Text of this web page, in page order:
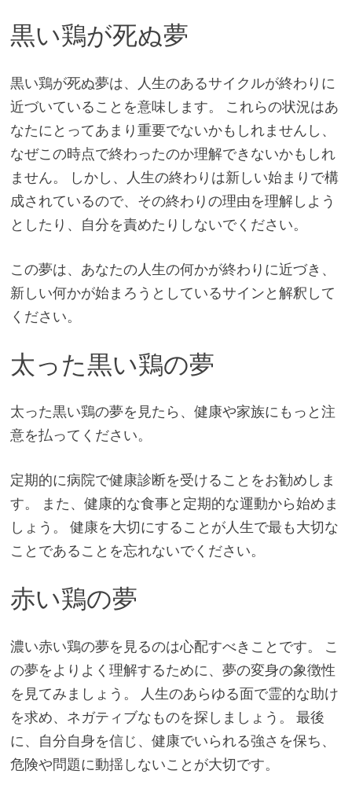
黒い鶏が死ぬ夢
黒い鶏が死ぬ夢は、人生のあるサイクルが終わりに
近づいていることを意味します。 これらの状況はあ
なたにとってあまり重要でないかもしれませんし、
なぜこの時点で終わったのか理解できないかもしれ
ません。 しかし、人生の終わりは新しい始まりで構
成されているので、その終わりの理由を理解しよう
としたり、自分を責めたりしないでください。
この夢は、あなたの人生の何かが終わりに近づき、
新しい何かが始まろうとしているサインと解釈して
ください。
太った黒い鶏の夢
太った黒い鶏の夢を見たら、健康や家族にもっと注
意を払ってください。
定期的に病院で健康診断を受けることをお勧めしま
す。 また、健康的な食事と定期的な運動から始めま
しょう。 健康を大切にすることが人生で最も大切な
ことであることを忘れないでください。
赤い鶏の夢
濃い赤い鶏の夢を見るのは心配すべきことです。 こ
の夢をよりよく理解するために、夢の変身の象徴性
を見てみましょう。 人生のあらゆる面で霊的な助け
を求め、ネガティブなものを探しましょう。 最後
に、自分自身を信じ、健康でいられる強さを保ち、
危険や問題に動揺しないことが大切です。